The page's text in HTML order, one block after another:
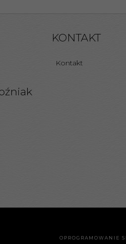
KONTAKT
Kontakt
OPROGRAMOWANIE